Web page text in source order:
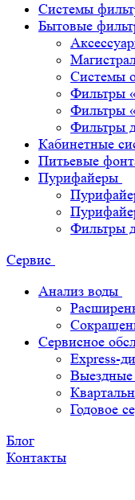
Системы
Бытовые
Системы
Фильтры
Фильтры
Фильтры
Кабинетные
Питьевые
Пурифайеры
Фильтры
Сервис
Анализ воды
Сервисное
Express-
Выездные
Годовое
Блог
Контакты